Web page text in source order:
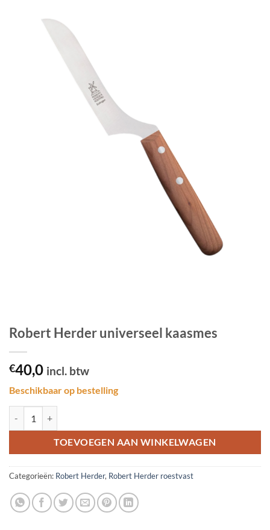
Robert Herder universeel kaasmes
€40,0 incl. btw
Beschikbaar op bestelling
TOEVOEGEN AAN WINKELWAGEN
Categorieën: Robert Herder, Robert Herder roestvast